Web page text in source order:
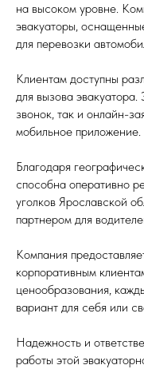
на высоком уровне.
эвакуаторы,
для перевозки
Клиентам доступны
для вызова
звонок, так и онлайн-
мобильное приложение.
Благодаря
способна оперативно
уголков Ярославской
партнером для
Компания
корпоративным
ценообразования,
вариант для себя или
Надежность и
работы этой